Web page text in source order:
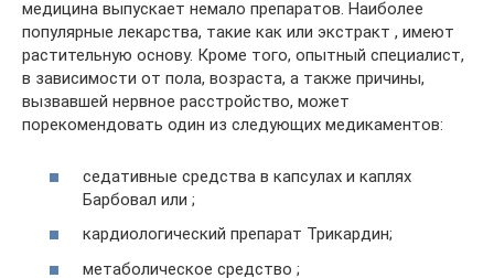
медицина выпускает немало препаратов. Наиболее
популярные лекарства, такие как или экстракт , имеют
растительную основу. Кроме того, опытный специалист,
в зависимости от пола, возраста, а также причины,
вызвавшей нервное расстройство, может
порекомендовать один из следующих медикаментов:
седативные средства в капсулах и каплях
Барбовал или ;
кардиологический препарат Трикардин;
метаболическое средство ;